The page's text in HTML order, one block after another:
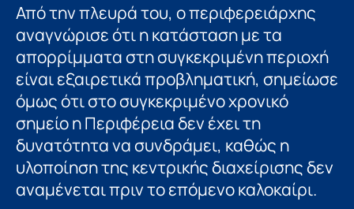
Από την πλευρά του, ο περιφερειάρχης
αναγνώρισε ότι η κατάσταση με τα
απορρίμματα στη συγκεκριμένη περιοχή
είναι εξαιρετικά προβληματική, σημείωσε
όμως ότι στο συγκεκριμένο χρονικό
σημείο η Περιφέρεια δεν έχει τη
δυνατότητα να συνδράμει, καθώς η
υλοποίηση της κεντρικής διαχείρισης δεν
αναμένεται πριν το επόμενο καλοκαίρι.